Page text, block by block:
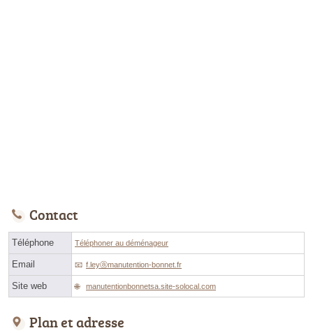
Contact
Téléphone Téléphoner au déménageur
Email f.leyⓐmanutention-bonnet.fr
Site web manutentionbonnetsa.site-solocal.com
Plan et adresse